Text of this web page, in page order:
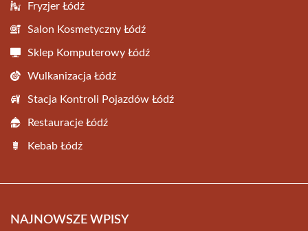
Fryzjer Łódź
Salon Kosmetyczny Łódź
Sklep Komputerowy Łódź
Wulkanizacja Łódź
Stacja Kontroli Pojazdów Łódź
Restauracje Łódź
Kebab Łódź
NAJNOWSZE WPISY